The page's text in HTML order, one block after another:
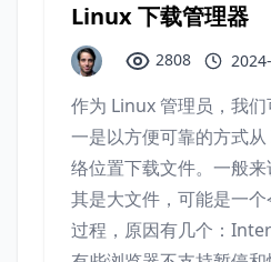
Linux 下载管理器
2808
作为 Linux 管理员，我
一是以方便可靠的方式
络位置下载文件。一般
其是大文件，可能是一
过程，原因有几个：